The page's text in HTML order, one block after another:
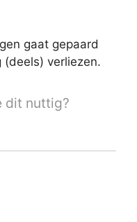
gaat gepaard
verliezen.
dit nuttig?